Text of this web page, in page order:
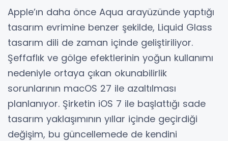
Apple’ın daha önce Aqua arayüzünde yaptığı
tasarım evrimine benzer şekilde, Liquid Glass
tasarım dili de zaman içinde geliştiriliyor.
Şeffaflık ve gölge efektlerinin yoğun kullanımı
nedeniyle ortaya çıkan okunabilirlik
sorunlarının macOS 27 ile azaltılması
planlanıyor. Şirketin iOS 7 ile başlattığı sade
tasarım yaklaşımının yıllar içinde geçirdiği
değişim, bu güncellemede de kendini